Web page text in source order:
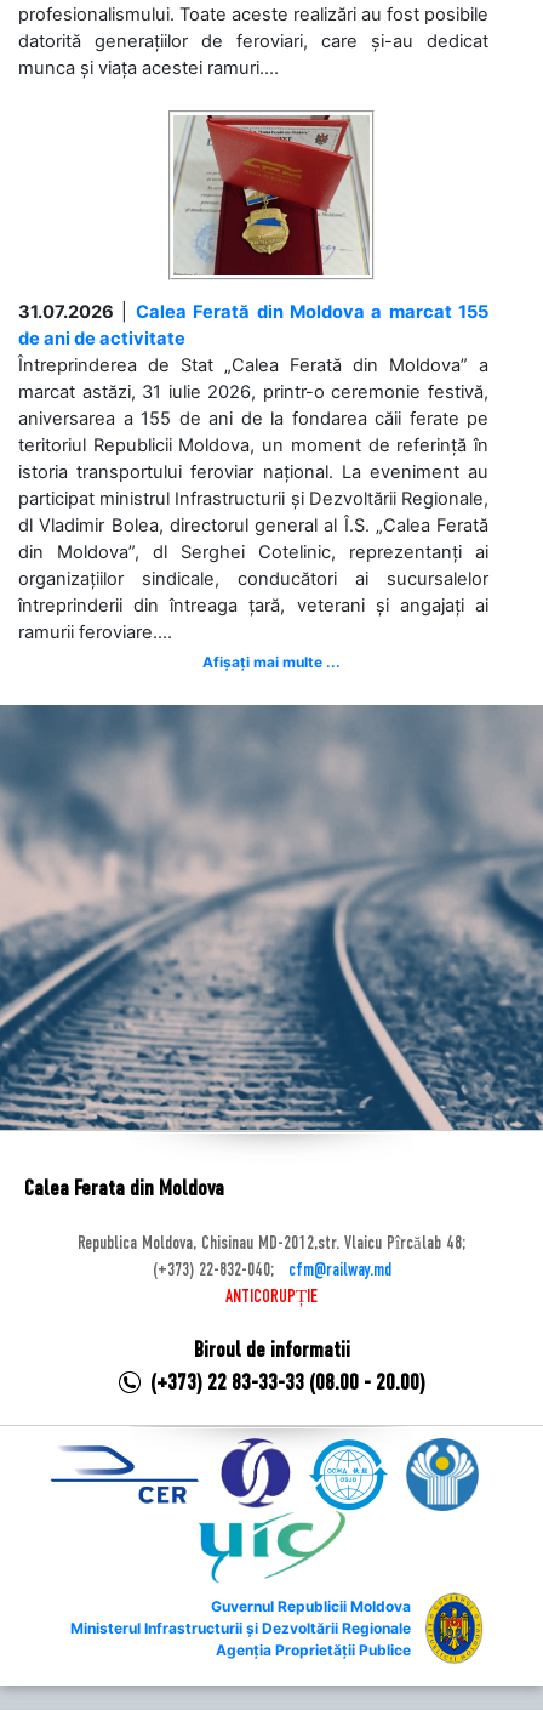
profesionalismului. Toate aceste realizări au fost posibile
datorită generațiilor de feroviari, care și-au dedicat
munca și viața acestei ramuri....
31.07.2026
Calea Ferată din Moldova a marcat 155
de ani de activitate
Întreprinderea de Stat „Calea Ferată din Moldova” a
marcat astăzi, 31 iulie 2026, printr-o ceremonie festivă,
aniversarea a 155 de ani de la fondarea căii ferate pe
teritoriul Republicii Moldova, un moment de referință în
istoria transportului feroviar național. La eveniment au
participat ministrul Infrastructurii și Dezvoltării Regionale,
dl Vladimir Bolea, directorul general al Î.S. „Calea Ferată
din Moldova”, dl Serghei Cotelinic, reprezentanți ai
organizațiilor sindicale, conducători ai sucursalelor
întreprinderii din întreaga țară, veterani și angajați ai
ramurii feroviare....
Afișați mai multe ...
Calea Ferata din Moldova
Republica Moldova, Chisinau MD-2012,str. Vlaicu Pîrcălab 48;
(+373) 22-832-040;
cfm@railway.md
ANTICORUPȚIE
Biroul de informatii
(+373) 22 83-33-33 (08.00 - 20.00)
Guvernul Republicii Moldova
Ministerul Infrastructurii și Dezvoltării Regionale
Agenția Proprietății Publice